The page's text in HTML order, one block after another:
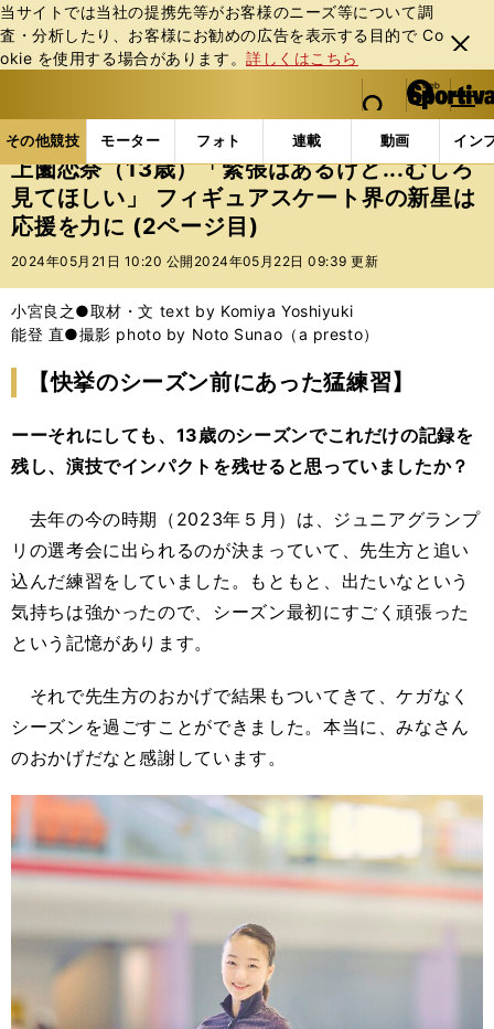
当サイトでは当社の提携先等がお客様のニーズ等について調
査・分析したり、お客様にお勧めの広告を表⽰する⽬的で Co
okie を使⽤する場合があります。詳しくはこちら
閉じ
る
web Sportiva (webスポルティーバ)
検索
マイペ
ー
ジ
メニュ
その他競技 モーター フォト 連載 動画 イン
ス
ポ
ル
テ
ー
バ
その他競技の記事一覧 フィギュア 上薗恋奈（13歳
上薗恋奈（13歳）「緊張はあるけど...むしろ
見てほしい」 フィギュアスケート界の新星は
応援を力に (2ページ目)
2024年05月21日 10:20 公開 2024年05月22日 09:39 更新
小宮良之●取材・文 text by Komiya Yoshiyuki
能登 直●撮影 photo by Noto Sunao（a presto）
【快挙のシーズン前にあった猛練習】
ーーそれにしても、13歳のシーズンでこれだけの記録を
残し、演技でインパクトを残せると思っていましたか？
去年の今の時期（2023年５月）は、ジュニアグランプ
リの選考会に出られるのが決まっていて、先生方と追い
込んだ練習をしていました。もともと、出たいなという
気持ちは強かったので、シーズン最初にすごく頑張った
という記憶があります。
それで先生方のおかげで結果もついてきて、ケガなく
シーズンを過ごすことができました。本当に、みなさん
のおかげだなと感謝しています。